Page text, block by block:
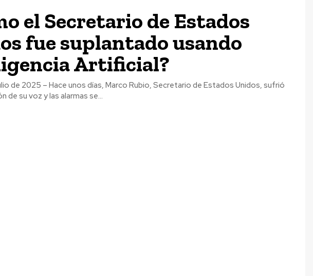
el Secretario de Estados
fue suplantado usando
Artificial?
de 2025 – Hace unos días, Marco Rubio, Secretario de Estados Unidos, sufrió
de su voz y las alarmas se...